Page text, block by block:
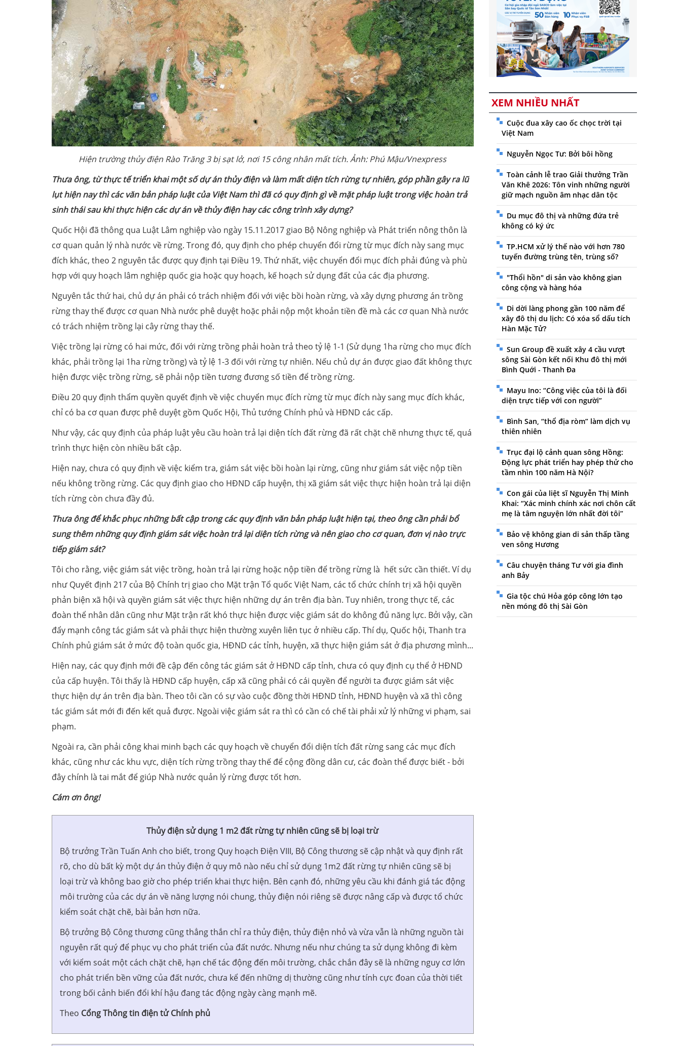
Hiện trường thủy điện Rào Trăng 3 bị sạt lở, nơi 15 công nhân mất tích. Ảnh: Phú Mậu/Vnexpress
Thưa ông, từ thực tế triển khai một số dự án thủy điện và làm mất diện tích rừng tự nhiên, góp phần gây ra lũ
lụt hiện nay thì các văn bản pháp luật của Việt Nam thì đã có quy định gì về mặt pháp luật trong việc hoàn trả
sinh thái sau khi thực hiện các dự án về thủy điện hay các công trình xây dựng?
Quốc Hội đã thông qua Luật Lâm nghiệp vào ngày 15.11.2017 giao Bộ Nông nghiệp và Phát triển nông thôn là
cơ quan quản lý nhà nước về rừng. Trong đó, quy định cho phép chuyển đổi rừng từ mục đích này sang mục
đích khác, theo 2 nguyên tắc được quy định tại Điều 19. Thứ nhất, việc chuyển đổi mục đích phải đúng và phù
hợp với quy hoạch lâm nghiệp quốc gia hoặc quy hoạch, kế hoạch sử dụng đất của các địa phương.
Nguyên tắc thứ hai, chủ dự án phải có trách nhiệm đối với việc bồi hoàn rừng, và xây dựng phương án trồng
rừng thay thế được cơ quan Nhà nước phê duyệt hoặc phải nộp một khoản tiền đề mà các cơ quan Nhà nước
có trách nhiệm trồng lại cây rừng thay thế.
Việc trồng lại rừng có hai mức, đối với rừng trồng phải hoàn trả theo tỷ lệ 1-1 (Sử dụng 1ha rừng cho mục đích
khác, phải trồng lại 1ha rừng trồng) và tỷ lệ 1-3 đối với rừng tự nhiên. Nếu chủ dự án được giao đất không thực
hiện được việc trồng rừng, sẽ phải nộp tiền tương đương số tiền để trồng rừng.
Điều 20 quy định thẩm quyền quyết định về việc chuyển mục đích rừng từ mục đích này sang mục đích khác,
chỉ có ba cơ quan được phê duyệt gồm Quốc Hội, Thủ tướng Chính phủ và HĐND các cấp.
Như vậy, các quy định của pháp luật yêu cầu hoàn trả lại diện tích đất rừng đã rất chặt chẽ nhưng thực tế, quá
trình thực hiện còn nhiều bất cập.
Hiện nay, chưa có quy định về việc kiểm tra, giám sát việc bồi hoàn lại rừng, cũng như giám sát việc nộp tiền
nếu không trồng rừng. Các quy định giao cho HĐND cấp huyện, thị xã giám sát việc thực hiện hoàn trả lại diện
tích rừng còn chưa đầy đủ.
Thưa ông để khắc phục những bất cập trong các quy định văn bản pháp luật hiện tại, theo ôngcần phảibổ
sung thêm những quy định giám sát việc hoàn trả lại diện tích rừng và nêngiao cho cơ quan, đơn vị nào trực
tiếp giám sát?
Tôi cho rằng, việc giám sát việc trồng, hoàn trả lại rừng hoặc nộp tiền để trồng rừng là hết sức cần thiết. Ví dụ
như Quyết định 217 của Bộ Chính trị giao cho Mặt trận Tổ quốc Việt Nam, các tổ chức chính trị xã hội quyền
phản biện xã hội và quyền giám sát việc thực hiện những dự án trên địa bàn. Tuy nhiên, trong thực tế, các
đoàn thể nhân dân cũng như Mặt trận rất khó thực hiện được việc giám sát do không đủ năng lực. Bởi vậy, cần
đẩy mạnh công tác giám sát và phải thực hiện thường xuyên liên tục ở nhiều cấp. Thí dụ, Quốc hội, Thanh tra
Chính phủ giám sát ở mức độ toàn quốc gia, HĐND các tỉnh, huyện, xã thực hiện giám sát ở địa phương mình...
Hiện nay, các quy định mới đề cập đến công tác giám sát ở HĐND cấp tỉnh, chưa có quy định cụ thể ở HĐND
của cấp huyện. Tôi thấy là HĐND cấp huyện, cấp xã cũng phải có cái quyền để người ta được giám sát việc
thực hiện dự án trên địa bàn. Theo tôi cần có sự vào cuộc đồng thời HĐND tỉnh, HĐND huyện và xã thì công
tác giám sát mới đi đến kết quả được. Ngoài việc giám sát ra thì có cần có chế tài phải xử lý những vi phạm, sai
phạm.
Ngoài ra, cần phải công khai minh bạch các quy hoạch về chuyển đổi diện tích đất rừng sang các mục đích
khác, cũng như các khu vực, diện tích rừng trồng thay thế để cộng đồng dân cư, các đoàn thể được biết - bởi
đây chính là tai mắt để giúp Nhà nước quản lý rừng được tốt hơn.
Cám ơn ông!
Thủy điện sử dụng 1 m2 đất rừng tự nhiên cũng sẽ bị loại trừ
Bộ trưởng Trần Tuấn Anh cho biết, trong Quy hoạch Điện VIII, Bộ Công thương sẽ cập nhật và quy định rất
rõ, cho dù bất kỳ một dự án thủy điện ở quy mô nào nếu chỉ sử dụng 1m2 đất rừng tự nhiên cũng sẽ bị
loại trừ và không bao giờ cho phép triển khai thực hiện. Bên cạnh đó, những yêu cầu khi đánh giá tác động
môi trường của các dự án về năng lượng nói chung, thủy điện nói riêng sẽ được nâng cấp và được tổ chức
kiểm soát chặt chẽ, bài bản hơn nữa.
Bộ trưởng Bộ Công thương cũng thẳng thắn chỉ ra thủy điện, thủy điện nhỏ và vừa vẫn là những nguồn tài
nguyên rất quý để phục vụ cho phát triển của đất nước. Nhưng nếu như chúng ta sử dụng không đi kèm
với kiểm soát một cách chặt chẽ, hạn chế tác động đến môi trường, chắc chắn đây sẽ là những nguy cơ lớn
cho phát triển bền vững của đất nước, chưa kể đến những dị thường cũng như tính cực đoan của thời tiết
trong bối cảnh biến đổi khí hậu đang tác động ngày càng mạnh mẽ.
Theo Cổng Thông tin điện tử Chính phủ
XEM NHIỀU NHẤT
Cuộc đua xây cao ốc chọc trời tại
Việt Nam
Nguyễn Ngọc Tư: Bởi bôi hồng
Toàn cảnh lễ trao Giải thưởng Trần
Văn Khê 2026: Tôn vinh những người
giữ mạch nguồn âm nhạc dân tộc
Du mục đô thị và những đứa trẻ
không có ký ức
TP.HCM xử lý thế nào với hơn 780
tuyến đường trùng tên, trùng số?
"Thổi hồn" di sản vào không gian
công cộng và hàng hóa
Di dời làng phong gần 100 năm để
xây đô thị du lịch: Có xóa sổ dấu tích
Hàn Mặc Tử?
Sun Group đề xuất xây 4 cầu vượt
sông Sài Gòn kết nối Khu đô thị mới
Bình Quới - Thanh Đa
Mayu Ino: “Công việc của tôi là đối
diện trực tiếp với con người”
Bình San, “thổ địa ròm” làm dịch vụ
thiên nhiên
Trục đại lộ cảnh quan sông Hồng:
Động lực phát triển hay phép thử cho
tầm nhìn 100 năm Hà Nội?
Con gái của liệt sĩ Nguyễn Thị Minh
Khai: “Xác minh chính xác nơi chôn cất
mẹ là tâm nguyện lớn nhất đời tôi”
Bảo vệ không gian di sản thấp tầng
ven sông Hương
Câu chuyện tháng Tư với gia đình
anh Bảy
Gia tộc chú Hỏa góp công lớn tạo
nền móng đô thị Sài Gòn